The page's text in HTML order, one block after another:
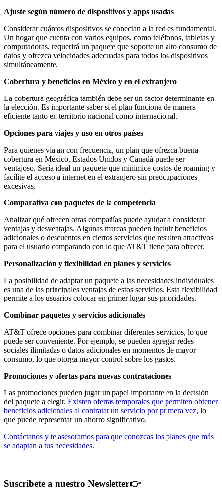
Ajuste según número de dispositivos y apps usadas
Considerar cuántos dispositivos se conectan a la red es fundamental.
Un hogar que cuenta con varios equipos, como teléfonos, tabletas y
computadoras, requerirá un paquete que soporte un alto consumo de
datos y ofrezca velocidades adecuadas para todos los dispositivos
simultáneamente.
Cobertura y beneficios en México y en el extranjero
La cobertura geográfica también debe ser un factor determinante en
la elección. Es importante saber si el plan funciona de manera
eficiente tanto en territorio nacional como internacional.
Opciones para viajes y uso en otros países
Para quienes viajan con frecuencia, un plan que ofrezca buena
cobertura en México, Estados Unidos y Canadá puede ser
ventajoso. Sería ideal un paquete que minimice costos de roaming y
facilite el acceso a internet en el extranjero sin preocupaciones
excesivas.
Comparativa con paquetes de la competencia
Analizar qué ofrecen otras compañías puede ayudar a considerar
ventajas y desventajas. Algunas marcas pueden incluir beneficios
adicionales o descuentos en ciertos servicios que resulten atractivos
para el usuario comparando con lo que AT&T tiene para ofrecer.
Personalización y flexibilidad en planes y servicios
La posibilidad de adaptar un paquete a las necesidades individuales
es una de las principales ventajas de estos servicios. Esta flexibilidad
permite a los usuarios colocar en primer lugar sus prioridades.
Combinar paquetes y servicios adicionales
AT&T ofrece opciones para combinar diferentes servicios, lo que
puede ser conveniente. Por ejemplo, se pueden agregar redes
sociales ilimitadas o datos adicionales en momentos de mayor
consumo, lo que otorga mayor control sobre los gastos.
Promociones y ofertas para nuevas contrataciones
Las promociones pueden jugar un papel importante en la decisión
del paquete a elegir. Existen ofertas temporales que permiten obtener
beneficios adicionales al contratar un servicio por primera vez, lo
que puede representar un ahorro significativo.
Contáctanos y te asesoramos para que conozcas los planes que más
se adaptan a tus necesidades.
Suscríbete a nuestro Newsletter👉